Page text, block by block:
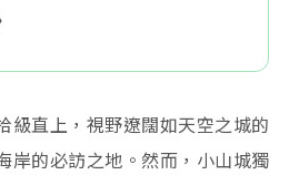
級直上，視野遼闊如天空之城的
岸的必訪之地。然而，小山城獨